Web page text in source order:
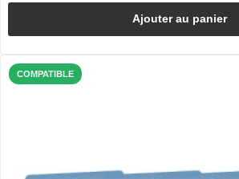
Ajouter au panier
COMPATIBLE